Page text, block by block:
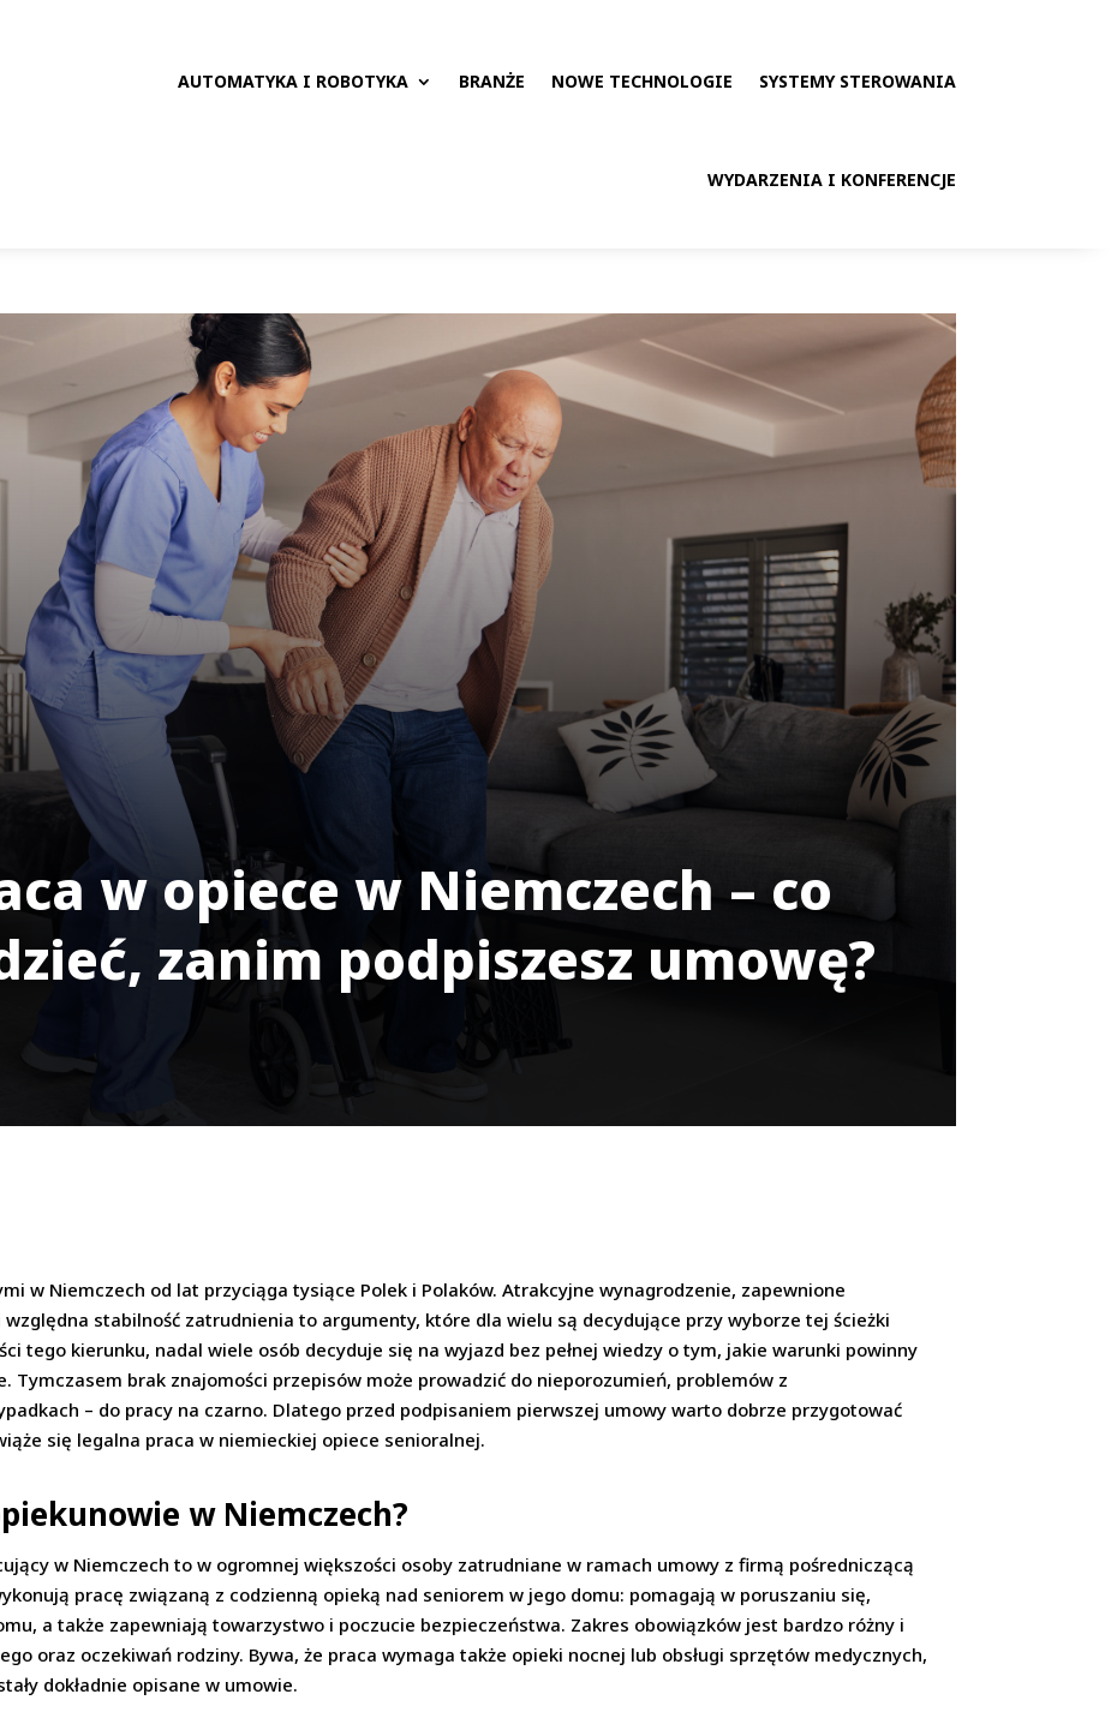
AUTOMATYKA I ROBOTYKA BRANŻE NOWE TECHNOLOGIE SYSTEMY STEROWANIA
WYDARZENIA I KONFERENCJE
w opiece w Niemczech – co
zanim podpiszesz umowę?
w Niemczech od lat przyciąga tysiące Polek i Polaków. Atrakcyjne wynagrodzenie, zapewnione
stabilność zatrudnienia to argumenty, które dla wielu są decydujące przy wyborze tej ścieżki
tego kierunku, nadal wiele osób decyduje się na wyjazd bez pełnej wiedzy o tym, jakie warunki powinny
Tymczasem brak znajomości przepisów może prowadzić do nieporozumień, problemów z
– do pracy na czarno. Dlatego przed podpisaniem pierwszej umowy warto dobrze przygotować
się legalna praca w niemieckiej opiece senioralnej.
w Niemczech?
w Niemczech to w ogromnej większości osoby zatrudniane w ramach umowy z firmą pośredniczącą
pracę związaną z codzienną opieką nad seniorem w jego domu: pomagają w poruszaniu się,
a także zapewniają towarzystwo i poczucie bezpieczeństwa. Zakres obowiązków jest bardzo różny i
oraz oczekiwań rodziny. Bywa, że praca wymaga także opieki nocnej lub obsługi sprzętów medycznych,
dokładnie opisane w umowie.